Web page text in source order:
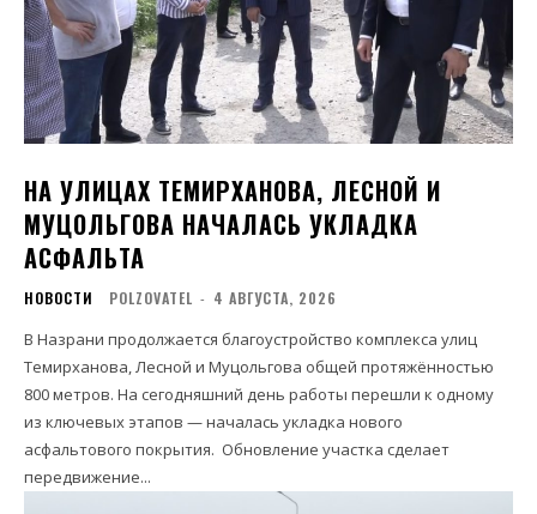
НА УЛИЦАХ ТЕМИРХАНОВА, ЛЕСНОЙ И
МУЦОЛЬГОВА НАЧАЛАСЬ УКЛАДКА
АСФАЛЬТА
НОВОСТИ POLZOVATEL - 4 АВГУСТА, 2026
В Назрани продолжается благоустройство комплекса улиц
Темирханова, Лесной и Муцольгова общей протяжённостью
800 метров. На сегодняшний день работы перешли к одному
из ключевых этапов — началась укладка нового
асфальтового покрытия. Обновление участка сделает
передвижение...